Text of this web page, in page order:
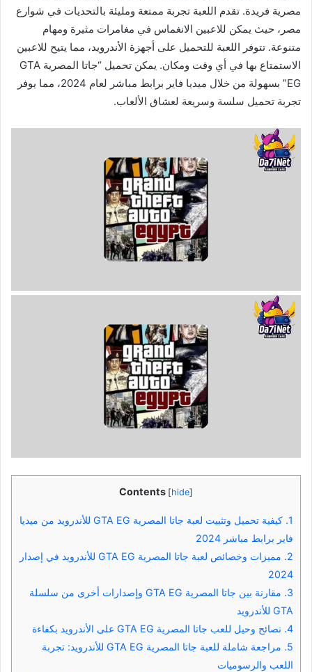
مصرية فريدة. تقدم اللعبة تجربة ممتعة ومليئة بالتحديات في شوارع
مصر، حيث يمكن للاعبين الانغماس في مغامرات مثيرة ومهام
متنوعة. تتوفر اللعبة للتحميل على أجهزة الأندرويد، مما يتيح للاعبين
الاستمتاع بها في أي وقت ومكان. يمكن تحميل “جاتا المصرية GTA
EG” بسهولة من خلال ميديا فاير برابط مباشر لعام 2024، مما يوفر
تجربة تحميل سلسة وسريعة لعشاق الألعاب.
Contents [hide]
1.
كيفية تحميل وتثبيت لعبة جاتا المصرية GTA EG للأندرويد من ميديا
فاير برابط مباشر 2024
2.
مميزات وخصائص لعبة جاتا المصرية GTA EG للأندرويد في إصدار
2024
3.
مقارنة بين جاتا المصرية GTA EG وإصدارات أخرى من سلسلة
GTA للأندرويد
4. نصائح وحيل للعب جاتا المصرية GTA EG على الأندرويد بكفاءة
5.
مراجعة شاملة للعبة جاتا المصرية GTA EG للأندرويد: تجربة
اللعب والرسوميات